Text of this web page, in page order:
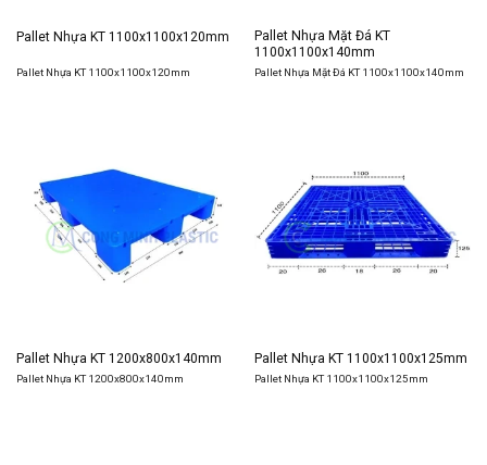
Pallet Nhựa KT 1100x1100x120mm
Pallet Nhựa KT 1100x1100x120mm
Pallet Nhựa Mặt Đá KT
1100x1100x140mm
Pallet Nhựa Mặt Đá KT 1100x1100x140mm
Pallet Nhựa KT 1200x800x140mm
Pallet Nhựa KT 1200x800x140mm
Pallet Nhựa KT 1100x1100x125mm
Pallet Nhựa KT 1100x1100x125mm